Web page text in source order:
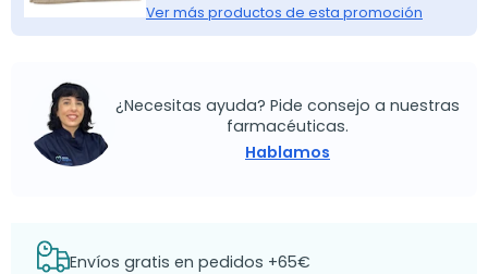
Ver más productos de esta promoción
¿Necesitas ayuda? Pide consejo a nuestras
farmacéuticas.
Hablamos
Envíos gratis en pedidos +65€